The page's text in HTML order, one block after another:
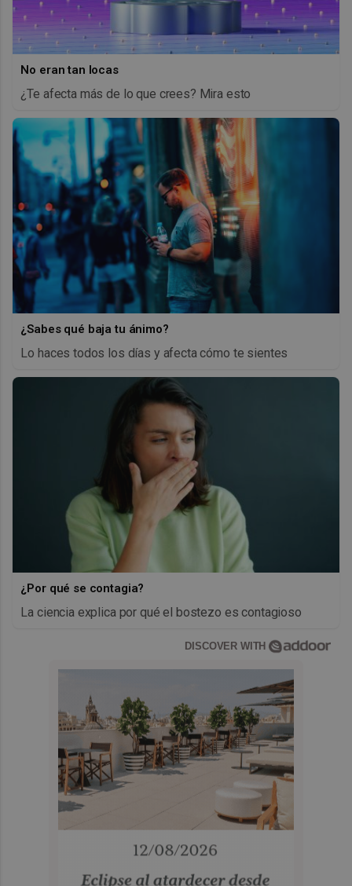
No eran tan locas
¿Te afecta más de lo que crees? Mira esto
¿Sabes qué baja tu ánimo?
Lo haces todos los días y afecta cómo te sientes
¿Por qué se contagia?
La ciencia explica por qué el bostezo es contagioso
DISCOVER WITH